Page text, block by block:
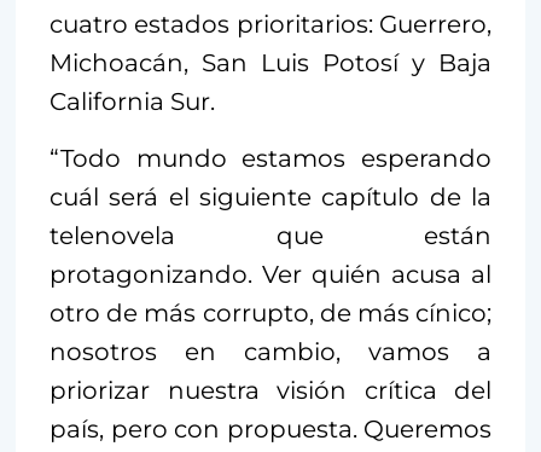
cuatro estados prioritarios: Guerrero,
Michoacán, San Luis Potosí y Baja
California Sur.
“Todo mundo estamos esperando
cuál será el siguiente capítulo de la
telenovela que están
protagonizando. Ver quién acusa al
otro de más corrupto, de más cínico;
nosotros en cambio, vamos a
priorizar nuestra visión crítica del
país, pero con propuesta. Queremos